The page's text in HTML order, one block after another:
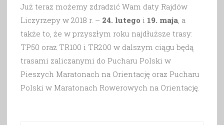
Już teraz możemy zdradzić Wam daty Rajdów
Liczyrzepy w 2018 r. – 24. lutego i 19. maja, a
także to, że w przyszłym roku najdłuższe trasy:
TP50 oraz TR100 i TR200 w dalszym ciągu będą
trasami zaliczanymi do Pucharu Polski w
Pieszych Maratonach na Orientację oraz Pucharu
Polski w Maratonach Rowerowych na Orientację.